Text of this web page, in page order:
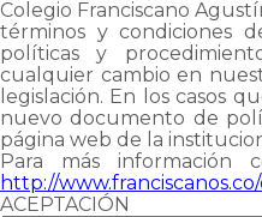
Colegio Franciscano
términos y condiciones
políticas y
cualquier cambio en
legislación. En los casos
nuevo documento de
página web de la
Para más información
http://
ACEPTACIÓN